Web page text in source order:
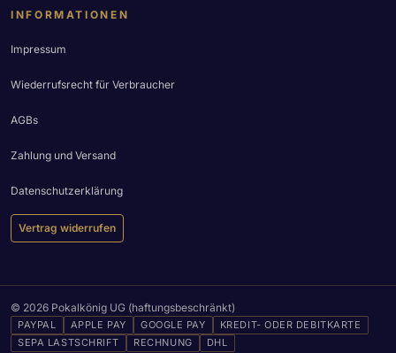
INFORMATIONEN
Impressum
Wiederrufsrecht für Verbraucher
AGBs
Zahlung und Versand
Datenschutzerklärung
Vertrag widerrufen
© 2026 Pokalkönig UG (haftungsbeschränkt)
PAYPAL APPLE PAY GOOGLE PAY
KREDIT- ODER DEBITKARTE
SEPA LASTSCHRIFT
RECHNUNG DHL